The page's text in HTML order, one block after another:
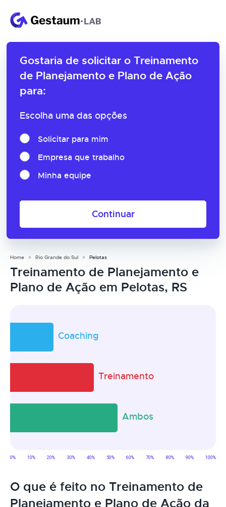
Gostaria de solicitar o Treinamento
de Planejamento e Plano de Ação
para:
Escolha uma das opções
Solicitar para mim
Empresa que trabalho
Minha equipe
Continuar
Home Rio Grande do Sul Pelotas
Treinamento de Planejamento e
Plano de Ação em Pelotas, RS
O que é feito no Treinamento de
Planejamento e Plano de Ação da